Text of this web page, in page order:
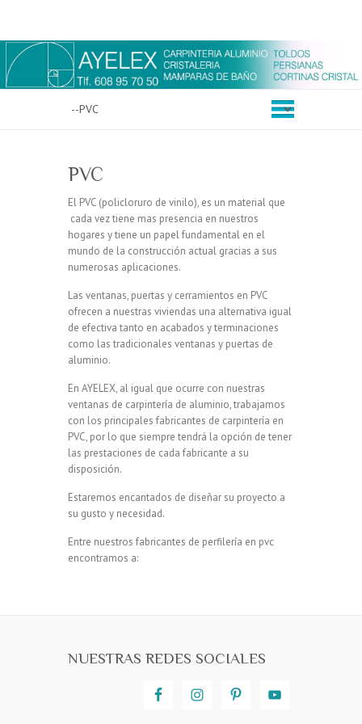
PVC
El PVC (policloruro de vinilo), es un material que
cada vez tiene mas presencia en nuestros
hogares y tiene un papel fundamental en el
mundo de la construcción actual gracias a sus
numerosas aplicaciones.
Las ventanas, puertas y cerramientos en PVC
ofrecen a nuestras viviendas una alternativa igual
de efectiva tanto en acabados y terminaciones
como las tradicionales ventanas y puertas de
aluminio.
En AYELEX, al igual que ocurre con nuestras
ventanas de carpintería de aluminio, trabajamos
con los principales fabricantes de carpintería en
PVC, por lo que siempre tendrá la opción de tener
las prestaciones de cada fabricante a su
disposición.
Estaremos encantados de diseñar su proyecto a
su gusto y necesidad.
Entre nuestros fabricantes de perfilería en pvc
encontramos a:
NUESTRAS REDES SOCIALES